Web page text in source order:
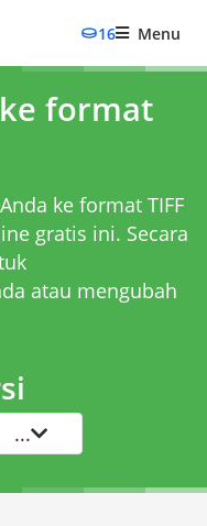
16 Menu
format
ke format TIFF
gratis ini. Secara
atau mengubah
...